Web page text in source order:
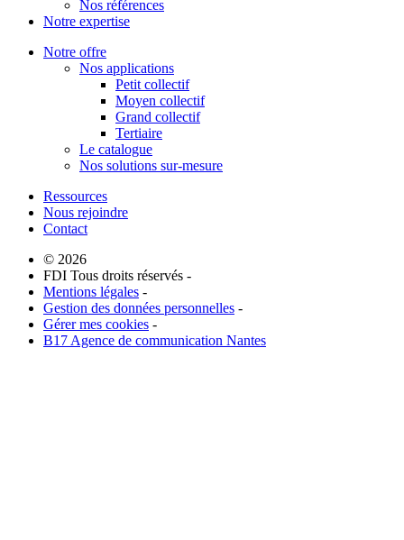
Nos références
Notre expertise
Notre offre
Nos applications
Petit collectif
Moyen collectif
Grand collectif
Tertiaire
Le catalogue
Nos solutions sur-mesure
Ressources
Nous rejoindre
Contact
© 2026
FDI Tous droits réservés -
Mentions légales -
Gestion des données personnelles -
Gérer mes cookies -
B17 Agence de communication Nantes